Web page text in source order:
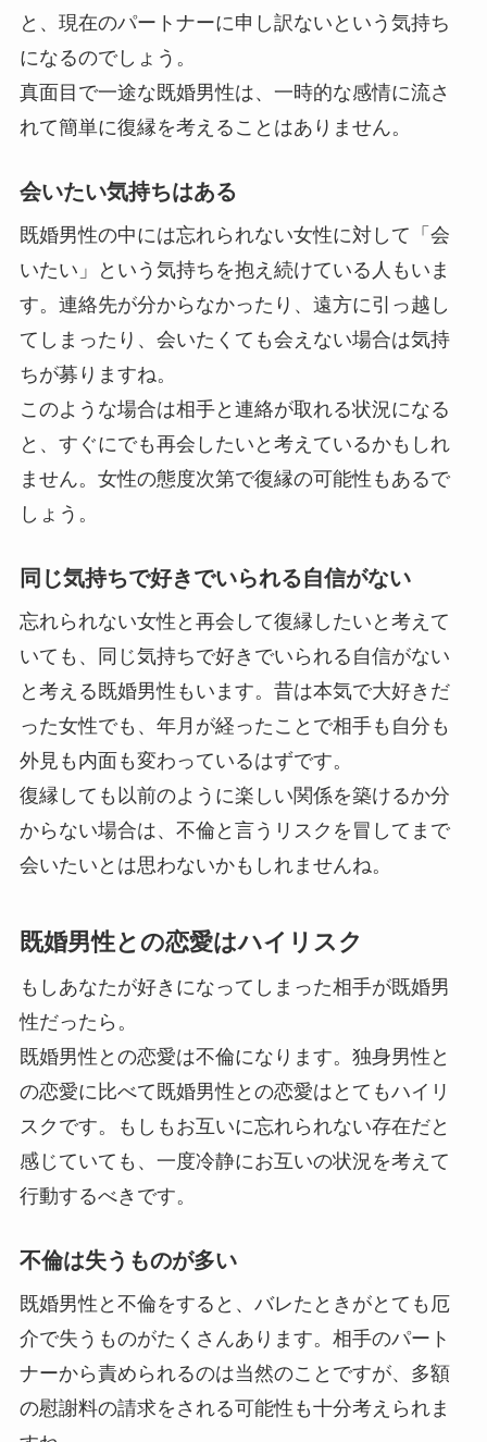
と、現在のパートナーに申し訳ないという気持ち
になるのでしょう。
真面目で一途な既婚男性は、一時的な感情に流さ
れて簡単に復縁を考えることはありません。
会いたい気持ちはある
既婚男性の中には忘れられない女性に対して「会
いたい」という気持ちを抱え続けている人もいま
す。連絡先が分からなかったり、遠方に引っ越し
てしまったり、会いたくても会えない場合は気持
ちが募りますね。
このような場合は相手と連絡が取れる状況になる
と、すぐにでも再会したいと考えているかもしれ
ません。女性の態度次第で復縁の可能性もあるで
しょう。
同じ気持ちで好きでいられる自信がない
忘れられない女性と再会して復縁したいと考えて
いても、同じ気持ちで好きでいられる自信がない
と考える既婚男性もいます。昔は本気で大好きだ
った女性でも、年月が経ったことで相手も自分も
外見も内面も変わっているはずです。
復縁しても以前のように楽しい関係を築けるか分
からない場合は、不倫と言うリスクを冒してまで
会いたいとは思わないかもしれませんね。
既婚男性との恋愛はハイリスク
もしあなたが好きになってしまった相手が既婚男
性だったら。
既婚男性との恋愛は不倫になります。独身男性と
の恋愛に比べて既婚男性との恋愛はとてもハイリ
スクです。もしもお互いに忘れられない存在だと
感じていても、一度冷静にお互いの状況を考えて
行動するべきです。
不倫は失うものが多い
既婚男性と不倫をすると、バレたときがとても厄
介で失うものがたくさんあります。相手のパート
ナーから責められるのは当然のことですが、多額
の慰謝料の請求をされる可能性も十分考えられま